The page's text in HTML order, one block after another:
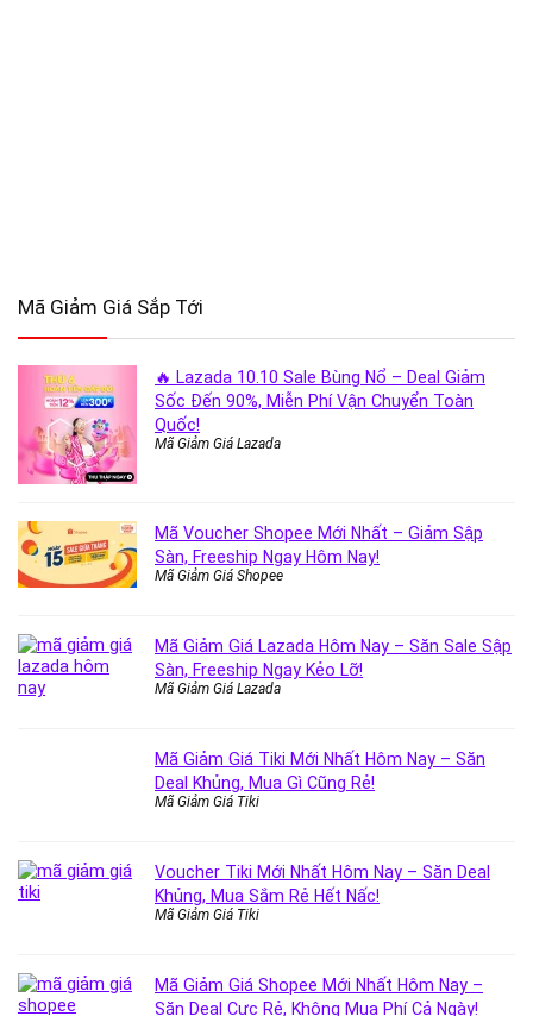
Mã Giảm Giá Sắp Tới
🔥 Lazada 10.10 Sale Bùng Nổ – Deal Giảm
Sốc Đến 90%, Miễn Phí Vận Chuyển Toàn
Quốc!
Mã Giảm Giá Lazada
Mã Voucher Shopee Mới Nhất – Giảm Sập
Sàn, Freeship Ngay Hôm Nay!
Mã Giảm Giá Shopee
Mã Giảm Giá Lazada Hôm Nay – Săn Sale Sập
Sàn, Freeship Ngay Kẻo Lỡ!
Mã Giảm Giá Lazada
Mã Giảm Giá Tiki Mới Nhất Hôm Nay – Săn
Deal Khủng, Mua Gì Cũng Rẻ!
Mã Giảm Giá Tiki
Voucher Tiki Mới Nhất Hôm Nay – Săn Deal
Khủng, Mua Sắm Rẻ Hết Nấc!
Mã Giảm Giá Tiki
Mã Giảm Giá Shopee Mới Nhất Hôm Nay –
Săn Deal Cực Rẻ, Không Mua Phí Cả Ngày!